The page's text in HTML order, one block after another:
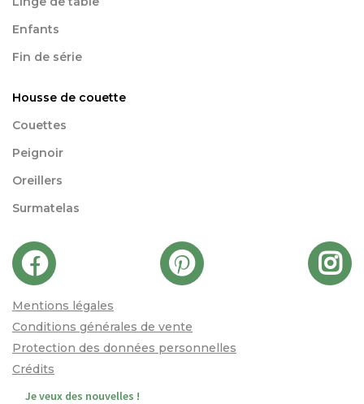
Enfants
Fin de série
Housse de couette
Couettes
Peignoir
Oreillers
Surmatelas
Mentions légales
Conditions générales de vente
Protection des données personnelles
Crédits
Je veux des nouvelles !